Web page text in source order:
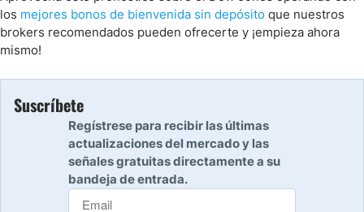
los mejores bonos de bienvenida sin depósito que nuestros
brokers recomendados pueden ofrecerte y ¡empieza ahora
mismo!
Suscríbete
Regístrese para recibir las últimas
actualizaciones del mercado y las
señales gratuitas directamente a su
bandeja de entrada.